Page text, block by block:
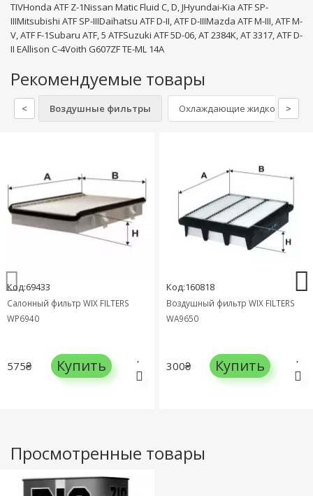
TIVHonda ATF Z-1Nissan Matic Fluid C, D, JHyundai-Kia ATF SP-
IIIMitsubishi ATF SP-IIIDaihatsu ATF D-II, ATF D-IIIMazda ATF M-III, ATF M-
V, ATF F-1Subaru ATF, 5 ATFSuzuki ATF 5D-06, AT 2384K, AT 3317, ATF D-
II EAllison C-4Voith G607ZF TE-ML 14A
Рекомендуемые товары
< Воздушные фильтры Охлаждающие жидкости -
>
Код:69433
Салонный фильтр WIX FILTERS
WP6940
575₴ Купить
Код:160818
Воздушный фильтр WIX FILTERS
WA9650
300₴ Купить
Просмотренные товары